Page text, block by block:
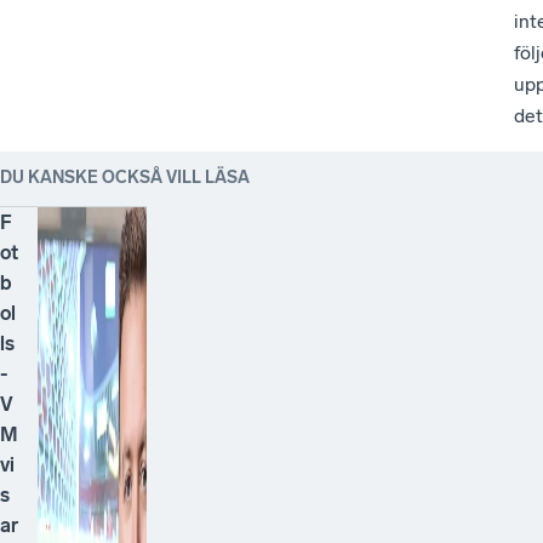
DU KANSKE OCKSÅ VILL LÄSA
F
ot
b
ol
ls
-
V
M
vi
s
ar